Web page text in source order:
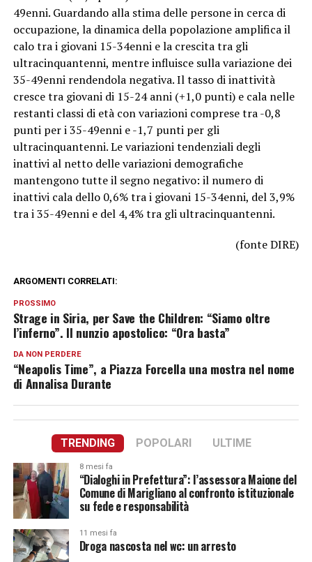
49enni. Guardando alla stima delle persone in cerca di
occupazione, la dinamica della popolazione amplifica il
calo tra i giovani 15-34enni e la crescita tra gli
ultracinquantenni, mentre influisce sulla variazione dei
35-49enni rendendola negativa. Il tasso di inattività
cresce tra giovani di 15-24 anni (+1,0 punti) e cala nelle
restanti classi di età con variazioni comprese tra -0,8
punti per i 35-49enni e -1,7 punti per gli
ultracinquantenni. Le variazioni tendenziali degli
inattivi al netto delle variazioni demografiche
mantengono tutte il segno negativo: il numero di
inattivi cala dello 0,6% tra i giovani 15-34enni, del 3,9%
tra i 35-49enni e del 4,4% tra gli ultracinquantenni.
(fonte DIRE)
ARGOMENTI CORRELATI:
PROSSIMO
Strage in Siria, per Save the Children: “Siamo oltre
l’inferno”. Il nunzio apostolico: “Ora basta”
DA NON PERDERE
“Neapolis Time”, a Piazza Forcella una mostra nel nome
di Annalisa Durante
TRENDING POPOLARI ULTIME
8 mesi fa
“Dialoghi in Prefettura”: l’assessora Maione del
Comune di Marigliano al confronto istituzionale
su fede e responsabilità
11 mesi fa
Droga nascosta nel wc: un arresto